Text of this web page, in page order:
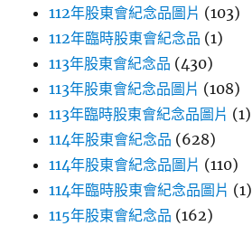
112年股東會紀念品圖片 (103)
112年臨時股東會紀念品 (1)
113年股東會紀念品 (430)
113年股東會紀念品圖片 (108)
113年臨時股東會紀念品圖片 (1)
114年股東會紀念品 (628)
114年股東會紀念品圖片 (110)
114年臨時股東會紀念品圖片 (1)
115年股東會紀念品 (162)